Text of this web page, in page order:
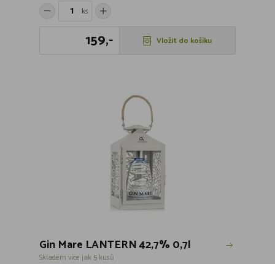
ks
159,- Vložit do košíku
Gin Mare LANTERN 42,7% 0,7l
Skladem více jak 5 kusů